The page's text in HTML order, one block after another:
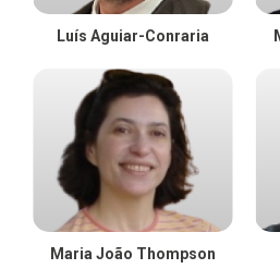
Luís Aguiar-Conraria
Maria João Thompson